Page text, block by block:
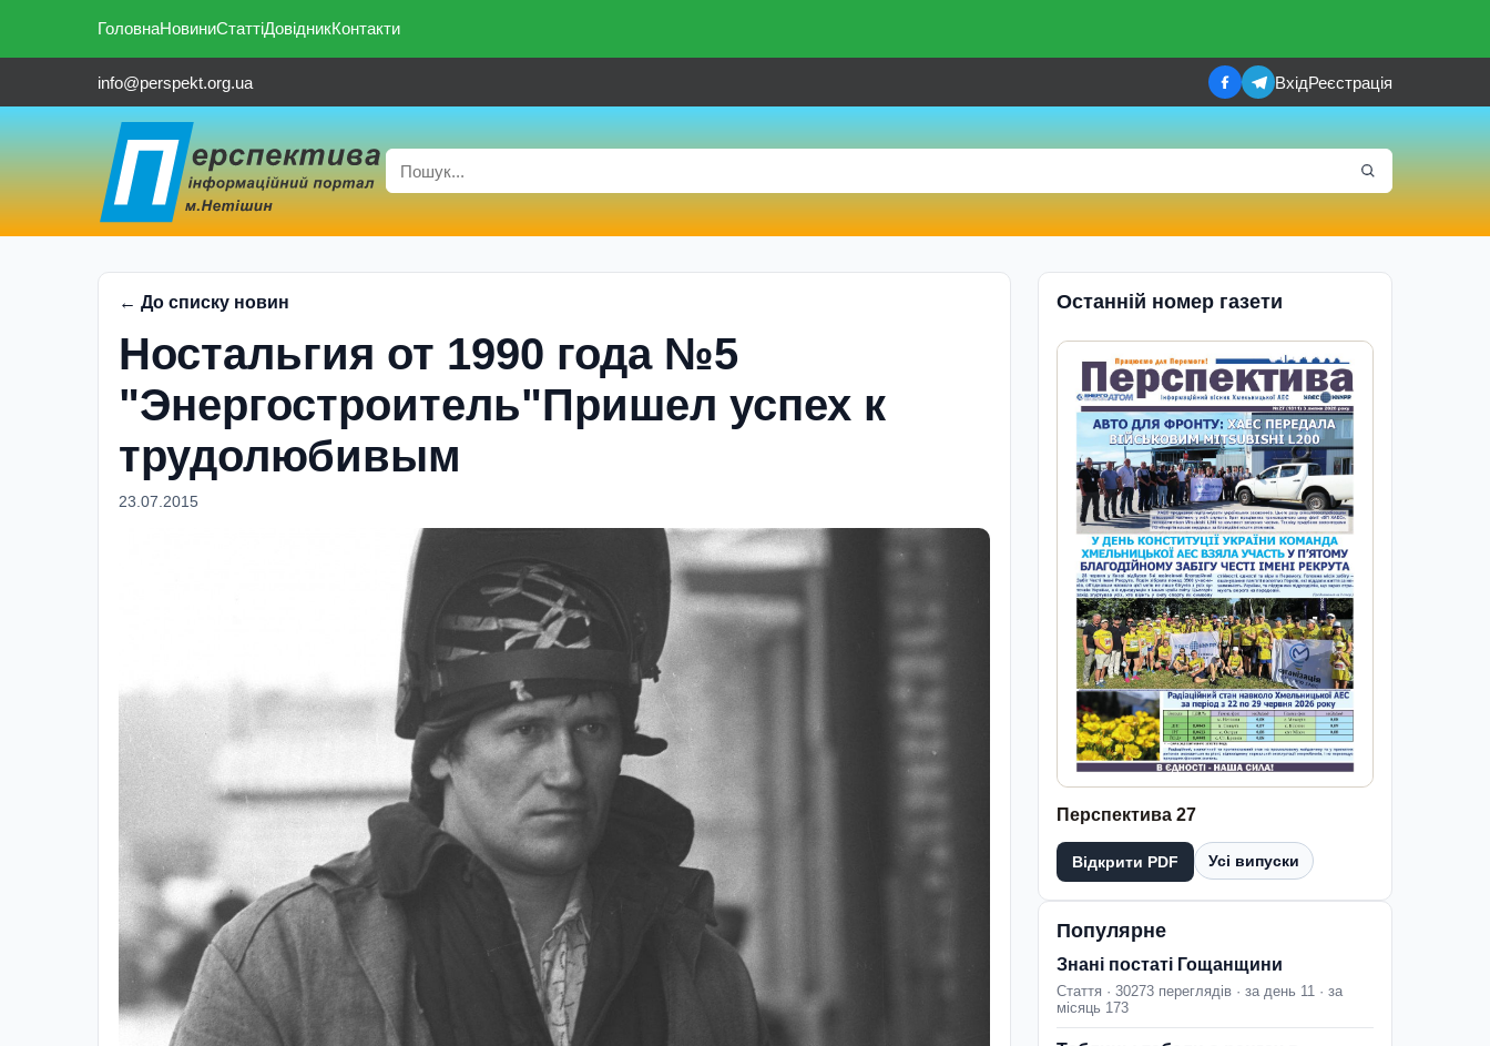
ГоловнаНовиниСтаттіДовідникКонтакти
info@perspekt.org.ua ВхідРеєстрація
← До списку новин
Ностальгия от 1990 года №5
"Энергостроитель"Пришел успех к
трудолюбивым
23.07.2015
Останній номер газети
Перспектива 27
Відкрити PDF Усі випуски
Популярне
Знані постаті Гощанщини
Стаття · 30273 переглядів · за день 11 · за
місяць 173